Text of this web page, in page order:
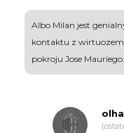
Albo Milan jest
kontaktu z
pokroju Jose Mauriego.